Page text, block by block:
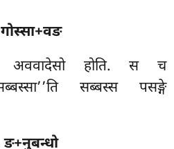
होति. स च
सब्बस्स पसङ्गे
ङ+नुबन्धो